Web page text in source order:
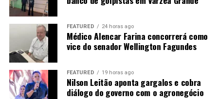
suas presas por meio de uma mordida no pescoço,
provocando asfixia. Depois, costuma começar a se
alimentar pela região das costelas, do abdômen e das
vísceras.
Quando não consome toda a presa, o animal pode
esconder a carcaça utilizando folhas, terra e galhos.
Dessa forma, consegue retornar ao local
FEATURED 24 horas ago
Médico Alencar Farina concorrerá como
vice do senador Wellington Fagundes
FEATURED 19 horas ago
Nilson Leitão aponta gargalos e cobra
diálogo do governo com o agronegócio